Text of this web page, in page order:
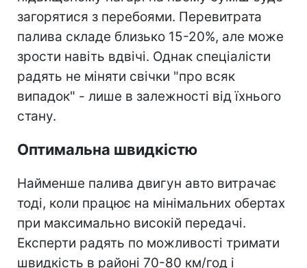
загорятися з перебоями. Перевитрата
палива складе близько 15-20%, але може
зрости навіть вдвічі. Однак спеціалісти
радять не міняти свічки "про всяк
випадок" - лише в залежності від їхнього
стану.
Оптимальна швидкістю
Найменше палива двигун авто витрачає
тоді, коли працює на мінімальних обертах
при максимально високій передачі.
Експерти радять по можливості тримати
швидкість в районі 70-80 км/год і